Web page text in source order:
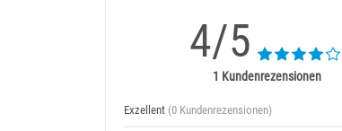
4/5
1 Kundenrezensionen
Exzellent (0 Kundenrezensionen)